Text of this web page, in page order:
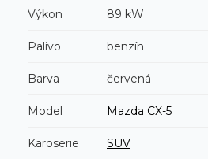
Výkon 89 kW
Palivo benzín
Barva červená
Model Mazda CX-5
Karoserie SUV